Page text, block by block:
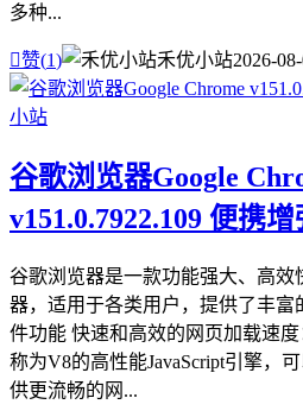
多种...
赞(1) 禾优小站2026-
谷歌浏览器Google
v151.0.7922.109 便携
谷歌浏览器是一款功能强大、高效
器，适用于各类用户，提供了丰富
件功能 快速和高效的网页加载速
称为V8的高性能JavaScript引擎，
供更流畅的网...